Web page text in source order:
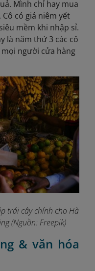
Mình chỉ hay mua
Cô có giá niêm yết
mềm khi nhập sỉ.
là năm thứ 3 các cô
người cửa hàng
trái cây chính cho Hà
(Nguồn: Freepik)
& văn hóa